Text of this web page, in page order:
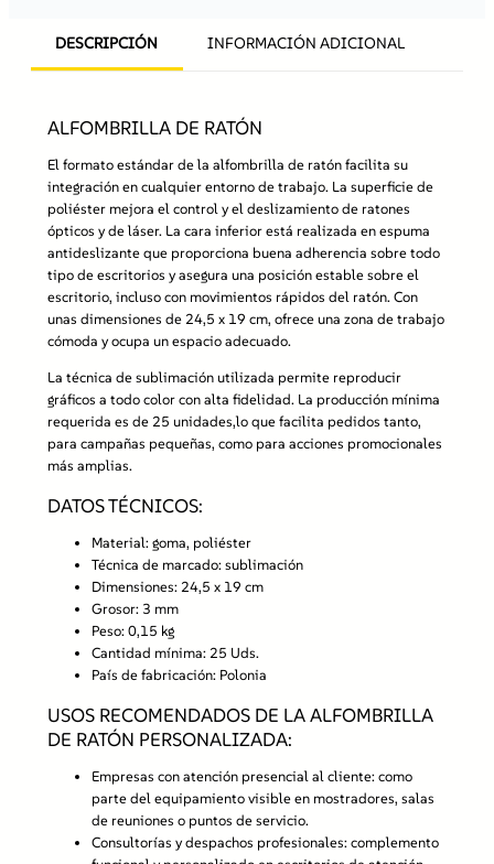
DESCRIPCIÓN INFORMACIÓN ADICIONAL
ALFOMBRILLA DE RATÓN
El formato estándar de la alfombrilla de ratón facilita su
integración en cualquier entorno de trabajo. La superficie de
poliéster mejora el control y el deslizamiento de ratones
ópticos y de láser. La cara inferior está realizada en espuma
antideslizante que proporciona buena adherencia sobre todo
tipo de escritorios y asegura una posición estable sobre el
escritorio, incluso con movimientos rápidos del ratón. Con
unas dimensiones de 24,5 x 19 cm, ofrece una zona de trabajo
cómoda y ocupa un espacio adecuado.
La técnica de sublimación utilizada permite reproducir
gráficos a todo color con alta fidelidad. La producción mínima
requerida es de 25 unidades,lo que facilita pedidos tanto,
para campañas pequeñas, como para acciones promocionales
más amplias.
DATOS TÉCNICOS:
Material:goma, poliéster
Técnica de marcado:sublimación
Dimensiones:24,5 x 19 cm
Grosor: 3 mm
Peso:0,15 kg
Cantidad mínima:25 Uds.
País de fabricación: Polonia
USOS RECOMENDADOS DE LA ALFOMBRILLA
DE RATÓN PERSONALIZADA:
Empresas con atención presencial al cliente:como
parte del equipamiento visible en mostradores, salas
de reuniones o puntos de servicio.
Consultorías y despachos profesionales:complemento